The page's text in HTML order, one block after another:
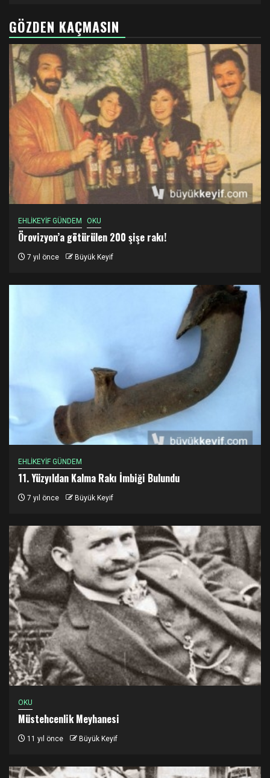
GÖZDEN KAÇMASIN
EHLİKEYİF GÜNDEM OKU
Örovizyon’a götürülen 200 şişe rakı!
7 yıl önce Büyük Keyif
EHLİKEYİF GÜNDEM
11. Yüzyıldan Kalma Rakı İmbiği Bulundu
7 yıl önce Büyük Keyif
OKU
Müstehcenlik Meyhanesi
11 yıl önce Büyük Keyif